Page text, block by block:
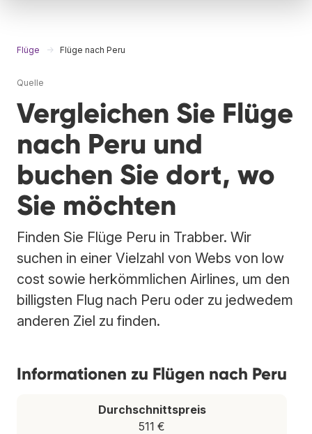
Flüge Flüge nach Peru
Quelle
Vergleichen Sie Flüge
nach Peru und
buchen Sie dort, wo
Sie möchten
Finden Sie Flüge Peru in Trabber. Wir
suchen in einer Vielzahl von Webs von low
cost sowie herkömmlichen Airlines, um den
billigsten Flug nach Peru oder zu jedwedem
anderen Ziel zu finden.
Informationen zu Flügen nach Peru
Durchschnittspreis
511 €